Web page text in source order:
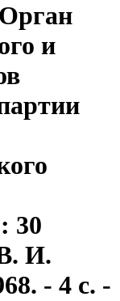
и
30
И.
- 4 с. -